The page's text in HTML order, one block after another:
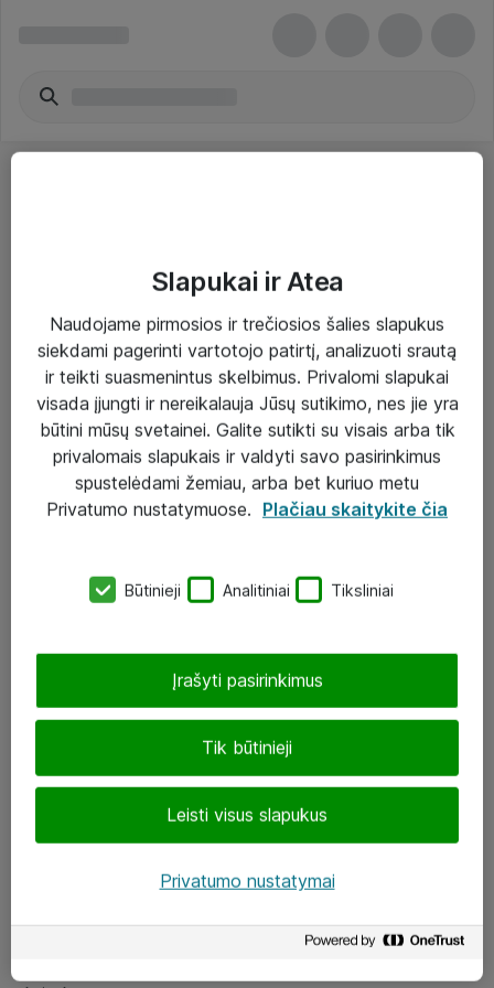
Paslaugos
Sprendimai
Įgyvendinti projektai
Atea ekspertų patarimai verslui
eShop@atea.lt
LinkedIn
Slapukai ir Atea
Naudojame pirmosios ir trečiosios šalies slapukus
siekdami pagerinti vartotojo patirtį, analizuoti srautą
ir teikti suasmenintus skelbimus. Privalomi slapukai
visada įjungti ir nereikalauja Jūsų sutikimo, nes jie yra
būtini mūsų svetainei. Galite sutikti su visais arba tik
privalomais slapukais ir valdyti savo pasirinkimus
spustelėdami žemiau, arba bet kuriuo metu
Privatumo nustatymuose. Plačiau skaitykite čia
Būtinieji Analitiniai Tiksliniai
Tik būtinieji
Leisti visus slapukus
Įrašyti pasirinkimus
Privatumo nustatymai